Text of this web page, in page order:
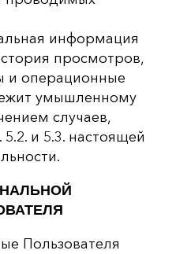
информация
просмотров,
и операционные
умышленному
случаев,
и 5.3. настоящей
Пользователя